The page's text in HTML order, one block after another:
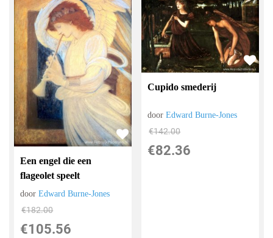
Een engel die een
flageolet speelt
doorEdward Burne-Jones
€182.00
€105.56
Cupido smederij
doorEdward Burne-Jones
€142.00
€82.36